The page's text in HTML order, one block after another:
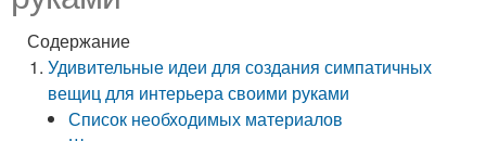
Содержание
Удивительные идеи для создания симпатичных
вещиц для интерьера своими руками
Список необходимых материалов